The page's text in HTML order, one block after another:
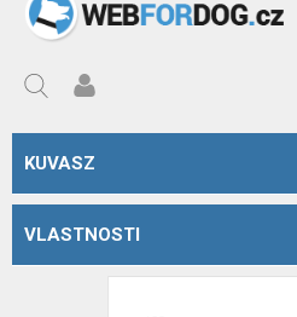
KUVASZ
VLASTNOSTI